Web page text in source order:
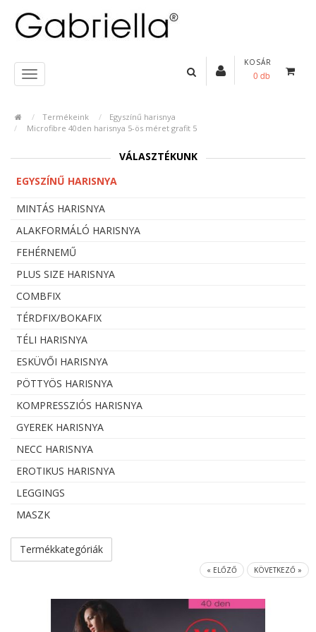
KOSÁR
0 db
Termékeink
Egyszínű harisnya
Microfibre 40den harisnya 5-ös méret grafit 5
VÁLASZTÉKUNK
EGYSZÍNŰ HARISNYA
MINTÁS HARISNYA
ALAKFORMÁLÓ HARISNYA
FEHÉRNEMŰ
PLUS SIZE HARISNYA
COMBFIX
TÉRDFIX/BOKAFIX
TÉLI HARISNYA
ESKÜVŐI HARISNYA
PÖTTYÖS HARISNYA
KOMPRESSZIÓS HARISNYA
GYEREK HARISNYA
NECC HARISNYA
EROTIKUS HARISNYA
LEGGINGS
MASZK
Termékkategóriák
« ELŐZŐ KÖVETKEZŐ »